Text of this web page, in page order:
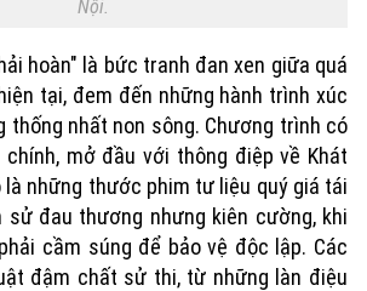
Nội.
hoàn" là bức tranh đan xen giữa quá
tại, đem đến những hành trình xúc
thống nhất non sông. Chương trình có
chính, mở đầu với thông điệp về Khát
là những thước phim tư liệu quý giá tái
sử đau thương nhưng kiên cường, khi
cầm súng để bảo vệ độc lập. Các
đậm chất sử thi, từ những làn điệu